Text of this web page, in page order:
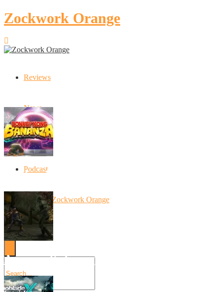
Zockwork Orange
Reviews
News
Artikel
Podcast
10 Jahre Zockwork Orange
Donkey Kong Bananza: “Ich mache
Angespielt: Legacy of Kain: Soul